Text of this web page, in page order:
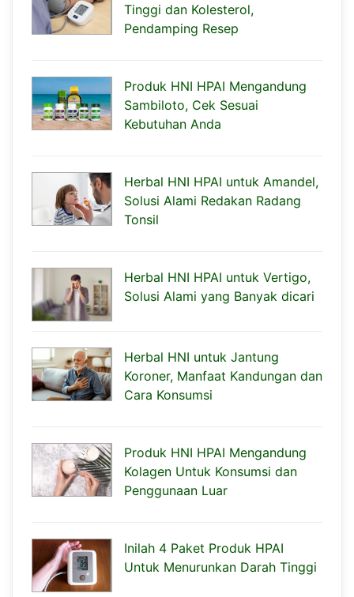
Tinggi dan Kolesterol,
Pendamping Resep
Produk HNI HPAI Mengandung
Sambiloto, Cek Sesuai
Kebutuhan Anda
Herbal HNI HPAI untuk Amandel,
Solusi Alami Redakan Radang
Tonsil
Herbal HNI HPAI untuk Vertigo,
Solusi Alami yang Banyak dicari
Herbal HNI untuk Jantung
Koroner, Manfaat Kandungan dan
Cara Konsumsi
Produk HNI HPAI Mengandung
Kolagen Untuk Konsumsi dan
Penggunaan Luar
Inilah 4 Paket Produk HPAI
Untuk Menurunkan Darah Tinggi